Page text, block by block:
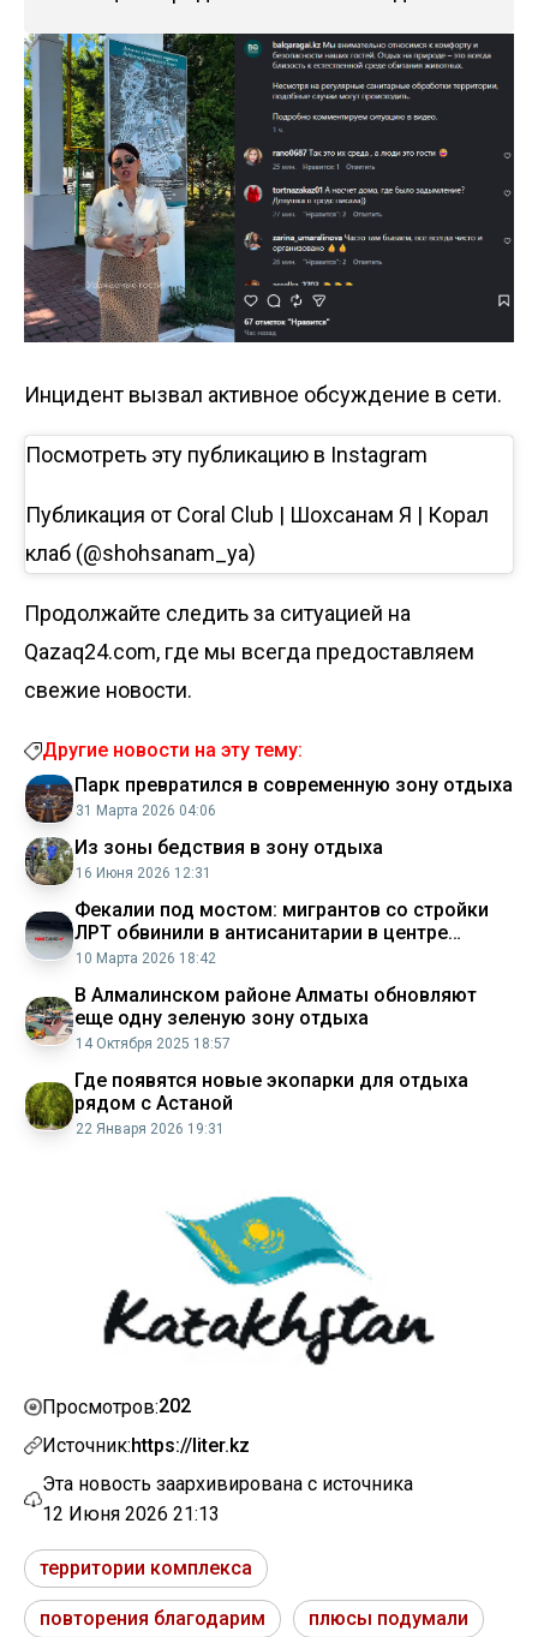
Инцидент вызвал активное обсуждение в сети.
Посмотреть эту публикацию в Instagram
Публикация от Coral Club | Шохсанам Я | Корал
клаб (@shohsanam_ya)
Продолжайте следить за ситуацией на
Qazaq24.com, где мы всегда предоставляем
свежие новости.
Другие новости на эту тему:
Парк превратился в современную зону отдыха
31 Марта 2026 04:06
Из зоны бедствия в зону отдыха
16 Июня 2026 12:31
Фекалии под мостом: мигрантов со стройки
ЛРТ обвинили в антисанитарии в центре
Астаны
10 Марта 2026 18:42
В Алмалинском районе Алматы обновляют
еще одну зеленую зону отдыха
14 Октября 2025 18:57
Где появятся новые экопарки для отдыха
рядом с Астаной
22 Января 2026 19:31
Просмотров:202
Источник:https://liter.kz
Эта новость заархивирована с источника
12 Июня 2026 21:13
территории комплекса
повторения благодарим плюсы подумали